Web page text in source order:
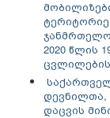
2020 წლის
ცვლილების
დევნილთა,
დაცვის